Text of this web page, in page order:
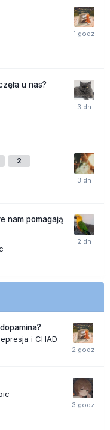
u nas?
2
nam pomagają
i CHAD